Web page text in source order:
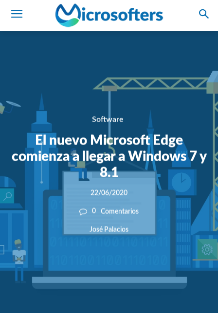
Software
El nuevo Microsoft Edge
comienza a llegar a Windows 7 y
8.1
22/06/2020
0 Comentarios
José Palacios